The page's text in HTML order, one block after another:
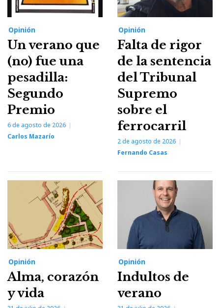
Opinión
Un verano que
(no) fue una
pesadilla:
Segundo
Premio
6 de agosto de 2026
Carlos Mazarío
Opinión
Falta de rigor
de la sentencia
del Tribunal
Supremo
sobre el
ferrocarril
2 de agosto de 2026
Fernando Casas
Opinión
Alma, corazón
y vida
Opinión
Indultos de
verano